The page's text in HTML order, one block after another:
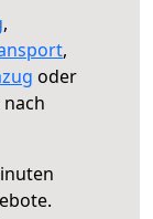
,
,
oder